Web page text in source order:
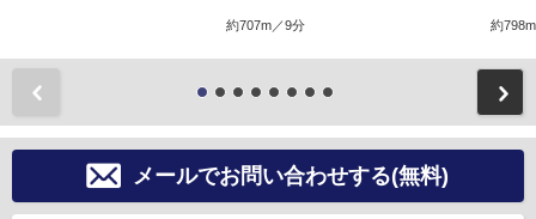
約707m／9分 約
メールでお問い合わせする(無料)